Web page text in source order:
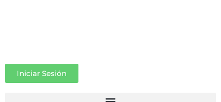
Iniciar Sesión